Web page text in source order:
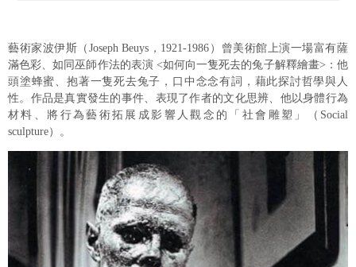
藝術家波伊斯（Joseph Beuys，1921-1986）曾美術館上演一場富有薩
滿色彩、如同巫師作法的表演 <如何向一隻死去的兔子解釋繪畫>：他
頭塗蜂蜜、抱著一隻死去兔子，口中念念有詞，藉此探討哲學與人
性。作品是真實發生的事件、表現了作者的文化思辨、他以身體行為
材料、將行為藝術拓展成影響人觀念的「社會雕塑」（Social
sculpture）。